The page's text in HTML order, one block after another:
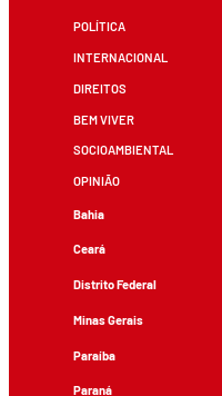
POLÍTICA
INTERNACIONAL
DIREITOS
BEM VIVER
SOCIOAMBIENTAL
OPINIÃO
Bahia
Ceará
Distrito Federal
Minas Gerais
Paraíba
Paraná